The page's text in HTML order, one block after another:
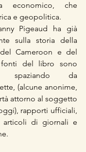
economico, che
e geopolitica.
Pigeaud ha già
sulla storia della
Cameroon e del
fonti del libro sono
spaziando da
(alcune anonime,
attorno al soggetto
rapporti ufficiali,
articoli di giornali e